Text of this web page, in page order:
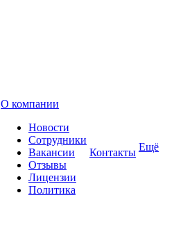
О компании
Новости
Сотрудники
Вакансии
Отзывы
Лицензии
Политика
Контакты Ещё